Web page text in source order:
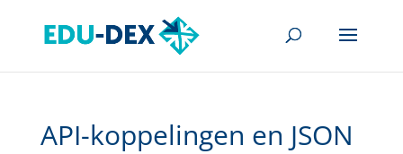
API-koppelingen en JSON